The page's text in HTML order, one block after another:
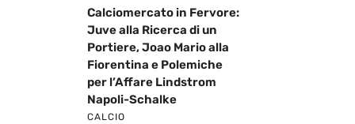
Calciomercato in Fervore:
Juve alla Ricerca di un
Portiere, Joao Mario alla
Fiorentina e Polemiche
per l’Affare Lindstrom
Napoli-Schalke
CALCIO